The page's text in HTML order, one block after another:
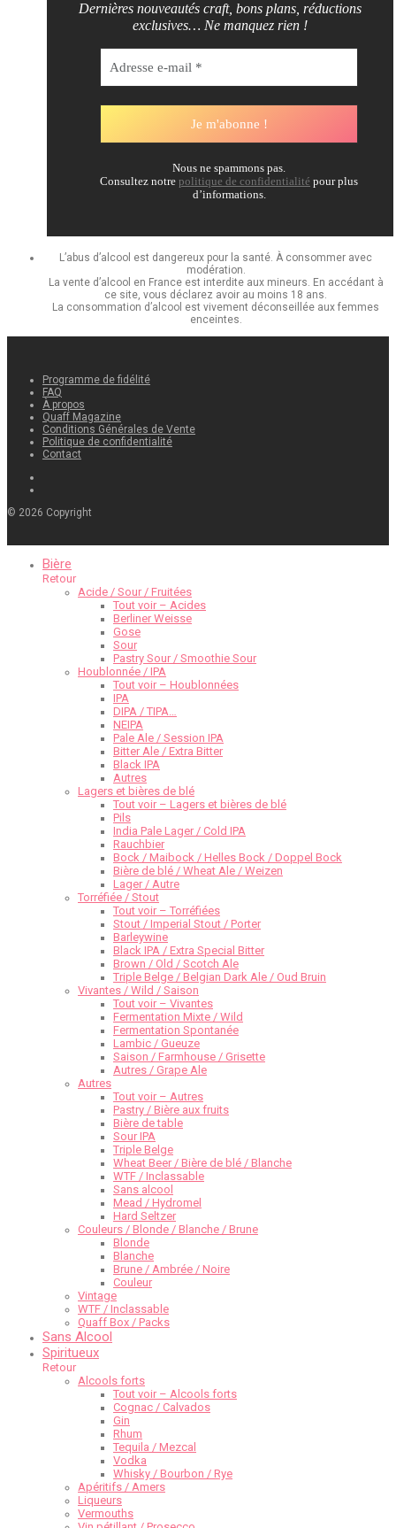
Dernières nouveautés craft, bons plans, réductions
exclusives… Ne manquez rien !
Nous ne spammons pas.
Consultez notre politique de confidentialité pour plus
d’informations.
L’abus d’alcool est dangereux pour la santé. À consommer avec
modération.
La vente d’alcool en France est interdite aux mineurs. En accédant à
ce site, vous déclarez avoir au moins 18 ans.
La consommation d’alcool est vivement déconseillée aux femmes
enceintes.
Programme de fidélité
FAQ
À propos
Quaff Magazine
Conditions Générales de Vente
Politique de confidentialité
Contact
© 2026 Copyright
Bière
Retour
Acide / Sour / Fruitées
Tout voir – Acides
Berliner Weisse
Gose
Sour
Pastry Sour / Smoothie Sour
Houblonnée / IPA
Tout voir – Houblonnées
IPA
DIPA / TIPA…
NEIPA
Pale Ale / Session IPA
Bitter Ale / Extra Bitter
Black IPA
Autres
Lagers et bières de blé
Tout voir – Lagers et bières de blé
Pils
India Pale Lager / Cold IPA
Rauchbier
Bock / Maibock / Helles Bock / Doppel Bock
Bière de blé / Wheat Ale / Weizen
Lager / Autre
Torréfiée / Stout
Tout voir – Torréfiées
Stout / Imperial Stout / Porter
Barleywine
Black IPA / Extra Special Bitter
Brown / Old / Scotch Ale
Triple Belge / Belgian Dark Ale / Oud Bruin
Vivantes / Wild / Saison
Tout voir – Vivantes
Fermentation Mixte / Wild
Fermentation Spontanée
Lambic / Gueuze
Saison / Farmhouse / Grisette
Autres / Grape Ale
Autres
Tout voir – Autres
Pastry / Bière aux fruits
Bière de table
Sour IPA
Triple Belge
Wheat Beer / Bière de blé / Blanche
WTF / Inclassable
Sans alcool
Mead / Hydromel
Hard Seltzer
Couleurs / Blonde / Blanche / Brune
Blonde
Blanche
Brune / Ambrée / Noire
Couleur
Vintage
WTF / Inclassable
Quaff Box / Packs
Sans Alcool
Spiritueux
Retour
Alcools forts
Tout voir – Alcools forts
Cognac / Calvados
Gin
Rhum
Tequila / Mezcal
Vodka
Whisky / Bourbon / Rye
Apéritifs / Amers
Liqueurs
Vermouths